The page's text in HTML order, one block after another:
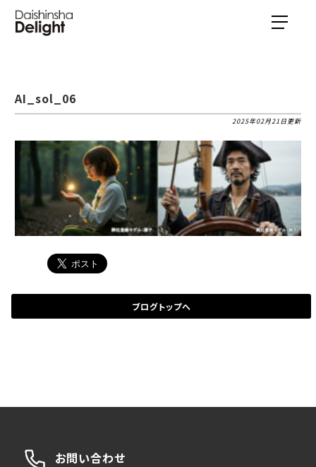
AI_sol_06
2025年02月21日更新
ブログトップへ
お問い合わせ